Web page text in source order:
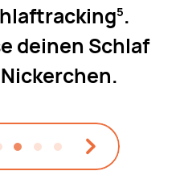
5.
deinen Schlaf